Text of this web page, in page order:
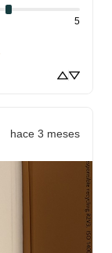
5
hace 3 meses